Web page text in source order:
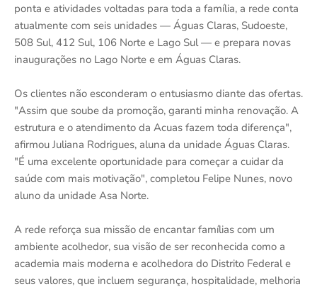
ponta e atividades voltadas para toda a família, a rede conta
atualmente com seis unidades — Águas Claras, Sudoeste,
508 Sul, 412 Sul, 106 Norte e Lago Sul — e prepara novas
inaugurações no Lago Norte e em Águas Claras.
Os clientes não esconderam o entusiasmo diante das ofertas.
"Assim que soube da promoção, garanti minha renovação. A
estrutura e o atendimento da Acuas fazem toda diferença",
afirmou Juliana Rodrigues, aluna da unidade Águas Claras.
"É uma excelente oportunidade para começar a cuidar da
saúde com mais motivação", completou Felipe Nunes, novo
aluno da unidade Asa Norte.
A rede reforça sua missão de encantar famílias com um
ambiente acolhedor, sua visão de ser reconhecida como a
academia mais moderna e acolhedora do Distrito Federal e
seus valores, que incluem segurança, hospitalidade, melhoria